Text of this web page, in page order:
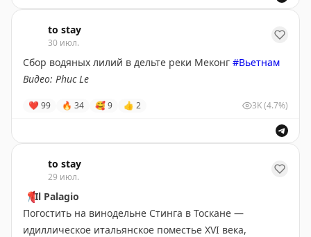
На выходе получите посадку дома на участке,
ландшафтные решения, архитектуру, оптимальную
планировку и интерьер. Ещё и поймёте бюджет с
учётом всех деталей — от забора до мебели.
свои пожелания, данные по участку, фото и все
место.
Поспешите, команда сможет принять только 20
заявок.
to stay
30 июл.
Сбор водяных лилий в дельте реки Меконг #Вьетнам
Видео: Phuc Le
❤ 99 🔥 34 🥰9 👍 2 3K(4.7%)
to stay
29 июл.
📍Il Palagio
Погостить на винодельне Стинга в Тоскане —
идиллическое итальянское поместье XVI века,